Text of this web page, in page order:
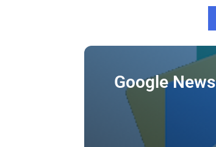
Google News